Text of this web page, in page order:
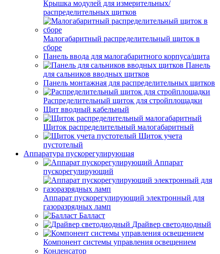
Крышка модулей для измерительных/
распределительных щитков
Малогабаритный распределительный щиток в
сборе
Панель ввода для малогабаритного корпуса/щита
Панель
для сальников вводных щитков
Панель монтажная для распределительных щитков
Распределительный щиток для стройплощадки
Щит вводный кабельный
Щиток распределительный малогабаритный
Щиток учета
пустотелый
Аппаратура пускорегулирующая
Аппарат
пускорегулирующий
Аппарат пускорегулирующий электронный для
газоразрядных ламп
Балласт
Драйвер светодиодный
Компонент системы управления освещением
Конденсатор